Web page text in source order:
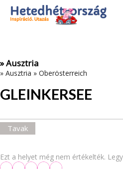
Az oldal sütiket (cookies) használ.
Adatvédelmi tájékoztató
» Ausztria
» Ausztria » Oberösterreich
GLEINKERSEE
Tavak
Ezt a helyet még nem értékelték.